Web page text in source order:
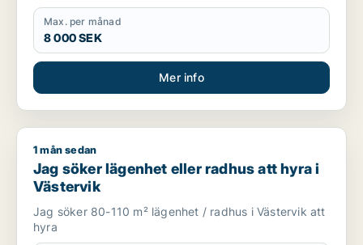
Max. per månad
8 000 SEK
Mer info
Jag söker lägenhet eller radhus att hyra i Västervik
1 mån sedan
Jag söker lägenhet eller radhus att hyra i
Västervik
Jag söker 80-110 m² lägenhet / radhus i Västervik att
hyra